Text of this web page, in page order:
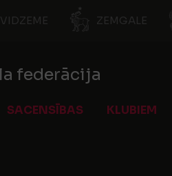
VIDZEME ZEMGALE
federācija
SACENSĪBAS KLUBIEM